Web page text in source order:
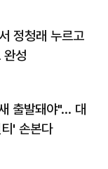
정청래 누르고
성
출발돼야"… 대
' 손본다